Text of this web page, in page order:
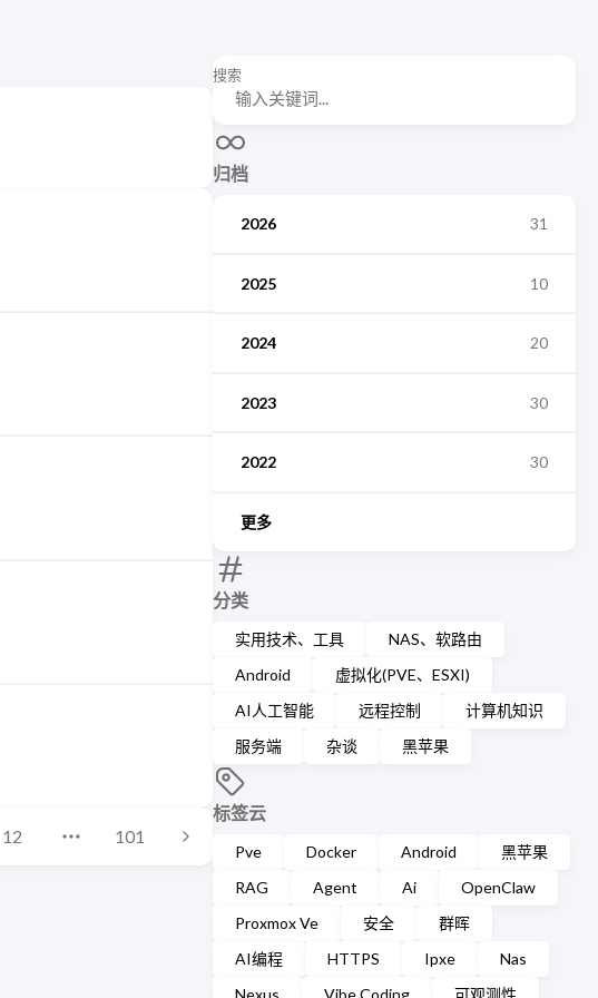
搜索
归档
2026 31
2025 10
2024 20
2023 30
2022 30
更多
分类
实用技术、工具
NAS、软路由
Android
虚拟化(PVE、ESXI)
AI人工智能
远程控制
计算机知识
服务端
杂谈 黑苹果
标签云
Pve Docker Android
黑苹果
RAG
Agent Ai
OpenClaw
Proxmox Ve
安全
群晖
AI编程
HTTPS Ipxe
Nas
Nexus
Vibe Coding 可观测性
12 101